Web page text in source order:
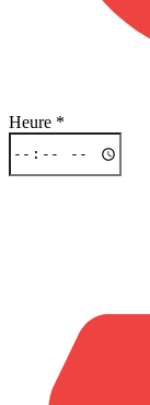
Heure *